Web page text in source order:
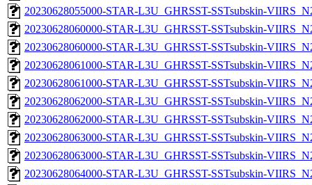
20230628055000-STAR-L3U_GHRSST-SSTsubskin-
20230628060000-STAR-L3U_GHRSST-SSTsubskin-
20230628060000-STAR-L3U_GHRSST-SSTsubskin-
20230628061000-STAR-L3U_GHRSST-SSTsubskin-
20230628061000-STAR-L3U_GHRSST-SSTsubskin-
20230628062000-STAR-L3U_GHRSST-SSTsubskin-
20230628062000-STAR-L3U_GHRSST-SSTsubskin-
20230628063000-STAR-L3U_GHRSST-SSTsubskin-
20230628063000-STAR-L3U_GHRSST-SSTsubskin-
20230628064000-STAR-L3U_GHRSST-SSTsubskin-